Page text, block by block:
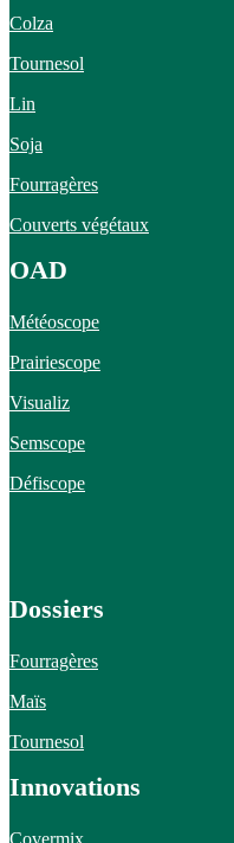
Colza
Tournesol
Lin
Soja
Fourragères
Couverts végétaux
OAD
Météoscope
Prairiescope
Visualiz
Semscope
Défiscope
Dossiers
Fourragères
Maïs
Tournesol
Innovations
Covermix